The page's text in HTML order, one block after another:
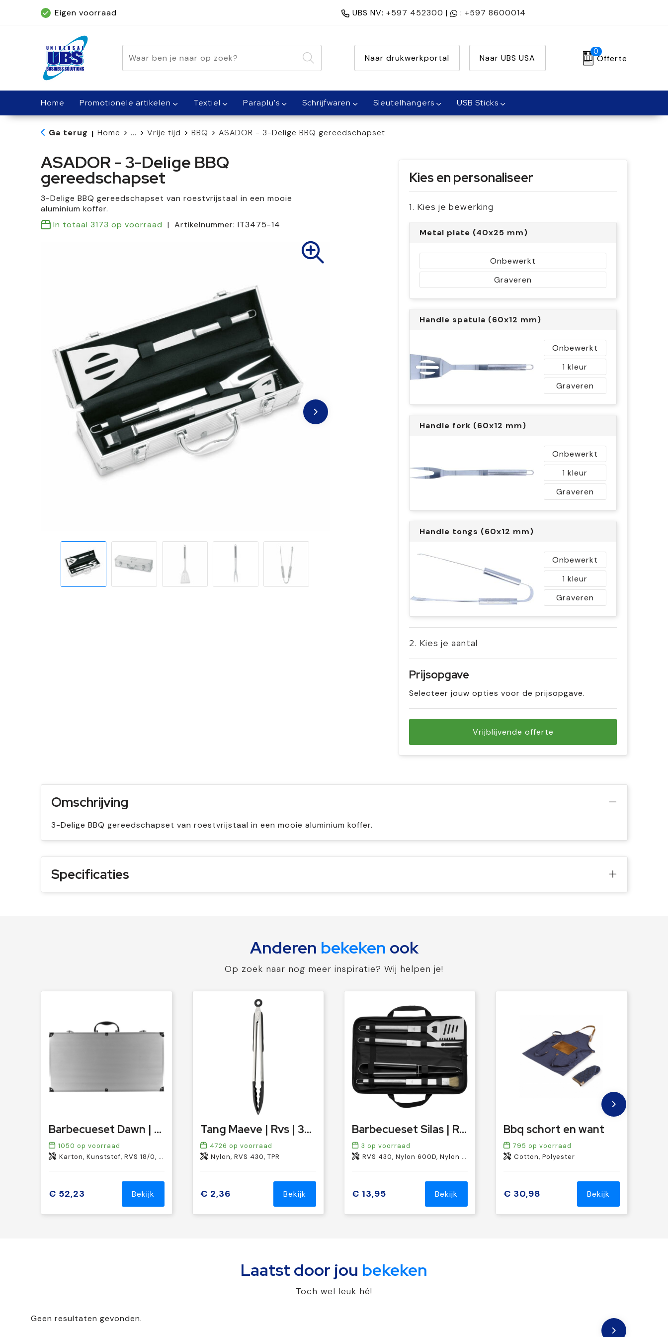
Eigen voorraad
Geleverd binnen 5 dagen, met spoed binnen 1 dag
UBS NV: +597 452300 | : +597 8600014
Naar drukwerkportal Naar UBS USA
0
Offerte
Home Promotionele artikelen Textiel Paraplu's Schrijfwaren Sleutelhangers USB Sticks
Ga terug | Home ... Vrije tijd BBQ ASADOR - 3-Delige BBQ gereedschapset
ASADOR - 3-Delige BBQ
gereedschapset
3-Delige BBQ gereedschapset van roestvrijstaal in een mooie
aluminium koffer.
In totaal 3173 op voorraad Artikelnummer: IT3475-14
Kies en personaliseer
1. Kies je bewerking
Metal plate (40x25 mm)
Onbewerkt
Graveren
Handle spatula (60x12 mm)
Onbewerkt
1
Graveren
Handle fork (60x12 mm)
Onbewerkt
1
Graveren
Handle tongs (60x12 mm)
Onbewerkt
1
Graveren
2. Kies je aantal
Prijsopgave
Selecteer jouw opties voor de prijsopgave.
Vrijblijvende offerte
Omschrijving
3-Delige BBQ gereedschapset van roestvrijstaal in een mooie aluminium koffer.
Specificaties
Anderen bekeken ook
Op zoek naar nog meer inspiratie? Wij helpen je!
Barbecueset Dawn | Rvs | Koffer
1050 op voorraad
Karton, Kunststof, RVS 18/0, Aluminium, Aluminium papier
€ 52,23 Bekijk
Tang Maeve | Rvs | 30 cm
4726 op voorraad
Nylon, RVS 430, TPR
€ 2,36 Bekijk
Barbecueset Silas | Rvs | 4 st
3 op voorraad
RVS 430, Nylon 600D, Nylon 210D
€ 13,95 Bekijk
Bbq schort en want
795 op voorraad
Cotton, Polyester
€ 30,98 Bekijk
Laatst door jou bekeken
Toch wel leuk hé!
Geen resultaten gevonden.